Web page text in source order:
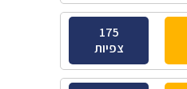
175
צפיות